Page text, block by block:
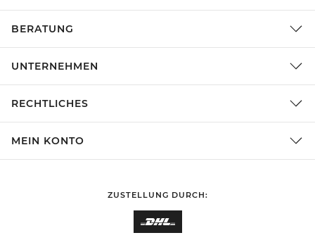
BERATUNG
UNTERNEHMEN
RECHTLICHES
MEIN KONTO
ZUSTELLUNG DURCH: